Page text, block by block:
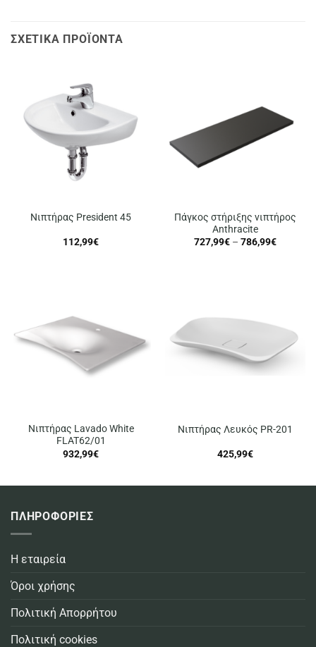
ΣΧΕΤΙΚΆ ΠΡΟΪΌΝΤΑ
Νιπτήρας President 45
112,99€
Πάγκος στήριξης νιπτήρος
Anthracite
727,99€ – 786,99€Price
Νιπτήρας Lavado White
FLAT62/01
932,99€
Νιπτήρας Λευκός PR-201
425,99€
ΠΛΗΡΟΦΟΡΙΕΣ
Η εταιρεία
Όροι χρήσης
Πολιτική Απορρήτου
Πολιτική cookies